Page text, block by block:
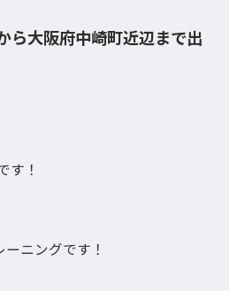
ら大阪府中崎町近辺まで出
す！
ニングです！